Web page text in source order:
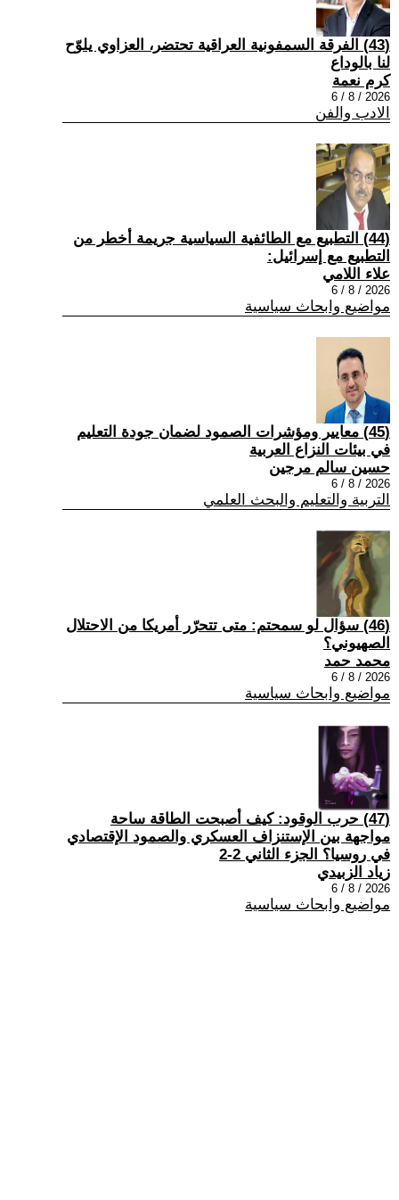
(43) الفرقة السمفونية العراقية تحتضر، العزاوي يلوّح
لنا بالوداع
كرم نعمة
2026 / 8 / 6
الادب والفن
(44) التطبيع مع الطائفية السياسية جريمة أخطر من
التطبيع مع إسرائيل:
علاء اللامي
2026 / 8 / 6
مواضيع وابحاث سياسية
(45) معايير ومؤشرات الصمود لضمان جودة التعليم
في بيئات النزاع العربية
حسين سالم مرجين
2026 / 8 / 6
التربية والتعليم والبحث العلمي
(46) سؤال لو سمحتم: متى تتحرّر أمريكا من الاحتلال
الصهيوني؟
محمد حمد
2026 / 8 / 6
مواضيع وابحاث سياسية
(47) حرب الوقود: كيف أصبحت الطاقة ساحة
مواجهة بين الإستنزاف العسكري والصمود الإقتصادي
في روسيا؟ الجزء الثاني 2-2
زياد الزبيدي
2026 / 8 / 6
مواضيع وابحاث سياسية